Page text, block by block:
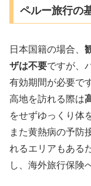
ペルー旅行の
日本国籍の場合、
ザは不要ですが、
有効期間が必要で
高地を訪れる際は
をせずゆっくり体
また黄熱病の予防
れるエリアもある
し、海外旅行保険